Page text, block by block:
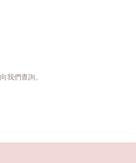
我們查詢。